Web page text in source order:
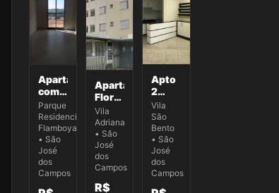
Apartamento
com 2
dormitórios
para
venda,
49 m²
por
R$
320.000,00
-
Parque
Residencial
Flamboyant
• São
José
dos
Campos
Apartamento
Flor
de
Ipê
com 2
dormitórios
na
Vila
Adriana
Vila
Adriana
• São
José
dos
Campos
R$
Apto
2
Dorms
para
Alugar
na
Vila
São
Bento
- SJC
Vila
São
Bento
• São
José
dos
Campos